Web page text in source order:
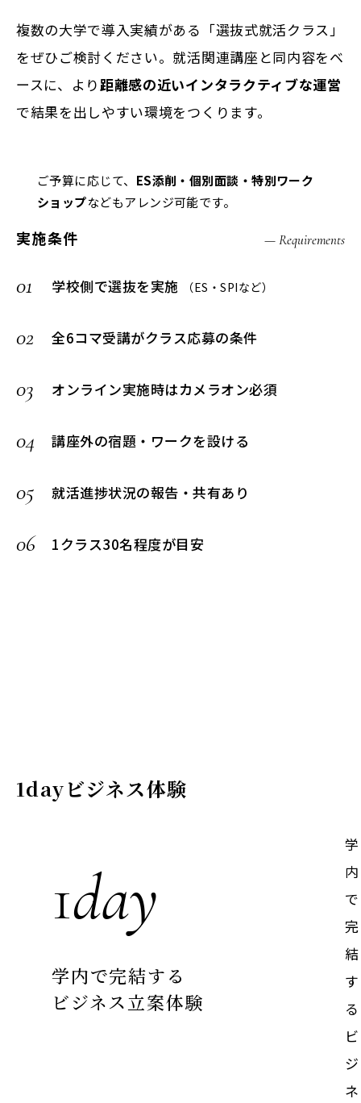
複数の大学で導入実績がある「選抜式就活クラス」
をぜひご検討ください。就活関連講座と同内容をベ
ースに、より距離感の近いインタラクティブな運営
で結果を出しやすい環境をつくります。
ご予算に応じて、 ES添削・個別面談・特別ワーク
ショップなどもアレンジ可能です。
実施条件 — Requirements
01 学校側で選抜を実施 （ES・SPIなど）
02 全6コマ受講がクラス応募の条件
03 オンライン実施時はカメラオン必須
04 講座外の宿題・ワークを設ける
05 就活進捗状況の報告・共有あり
06 1クラス30名程度が目安
1dayビジネス体験
1day
学内で完結する
ビジネス立案体験
学
内
で
完
結
す
る
ビ
ジ
ネ